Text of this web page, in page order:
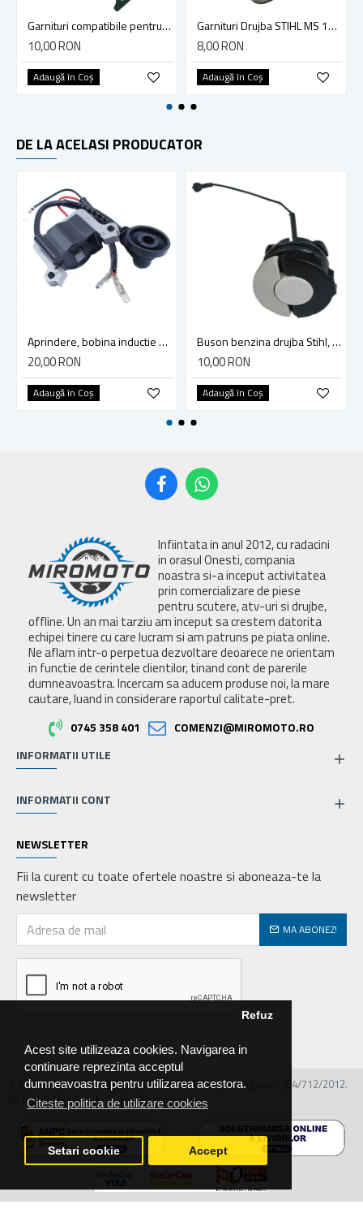
Acest site utilizeaza cookies. Navigarea in
continuare reprezinta acceptul
dumneavoastra pentru utilizarea acestora.
Citeste politica de utilizare cookies
Refuz
Setari cookie Accept
Garnituri compatibile pentru drujba Husqvarna 362, 365, 371, 372
10,00 RON
Adaugă în Coş
Garnituri Drujba STIHL MS 170, MS 180, MS 210, MS 230, MS 250, 021, 023, 025
8,00 RON
Adaugă în Coş
DE LA ACELASI PRODUCATOR
Aprindere, bobina inductie motocoasa chinezeasca TL43 TL 52, Ruris Dac 210, Dac 310
20,00 RON
Adaugă în Coş
Buson benzina drujba Stihl, model cu clapeta
10,00 RON
Adaugă în Coş
Infiintata in anul 2012, cu radacini
in orasul Onesti, compania
noastra si-a inceput activitatea
prin comercializare de piese
pentru scutere, atv-uri si drujbe,
offline. Un an mai tarziu am inceput sa crestem datorita
echipei tinere cu care lucram si am patruns pe piata online.
Ne aflam intr-o perpetua dezvoltare deoarece ne orientam
in functie de cerintele clientilor, tinand cont de parerile
dumneavoastra. Incercam sa aducem produse noi, la mare
cautare, luand in considerare raportul calitate-pret.
0745 358 401
COMENZI@MIROMOTO.RO
INFORMATII UTILE
INFORMATII CONT
NEWSLETTER
Fii la curent cu toate ofertele noastre si aboneaza-te la
newsletter
MA ABONEZ!
© 2026 MIRALEX PARTS SRL, CIF: RO30468586, Nr.reg.com: J04/712/2012.
All Rights Reserved - by DevPro.ro